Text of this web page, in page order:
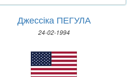
Джессіка ПЕГУЛА
24-02-1994